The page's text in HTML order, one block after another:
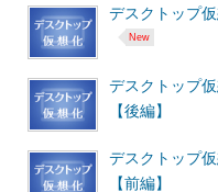
デスクトップ
デスクトップ
【後編】
デスクトップ
【前編】